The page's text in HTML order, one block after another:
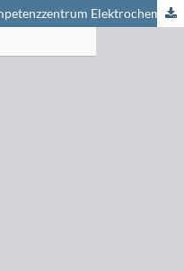
Strom, das saubere Reagenz: Kompetenzzentrum Elektrochemie an der FHBB